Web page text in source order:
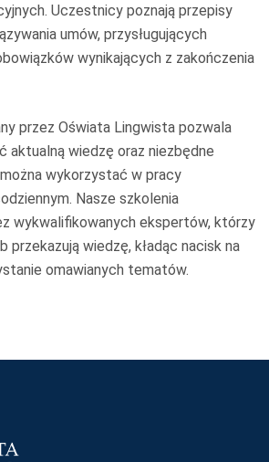
Uczestnicy poznają przepisy
umów, przysługujących
wynikających z zakończenia
przez Oświata Lingwista pozwala
aktualną wiedzę oraz niezbędne
wykorzystać w pracy
Nasze szkolenia
wykwalifikowanych ekspertów, którzy
przekazują wiedzę, kładąc nacisk na
omawianych tematów.